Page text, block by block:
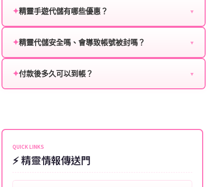
服：
角色名稱：您遊戲中的角色名稱。
等級：角色的當前等級。
✦精靈手遊代儲有哪些優惠？ ▼
贈送、大額儲值優惠及節日限定活動，儲值最低6折
✦精靈代儲安全嗎、會導致帳號被封嗎？ ▼
單，不使用外掛程式、非法點數或異常儲值管道。您獲
✦付款後多久可以到帳？ ▼
可直接聯絡客服查詢訂單進度。
QUICK LINKS
⚡ 精靈情報傳送門